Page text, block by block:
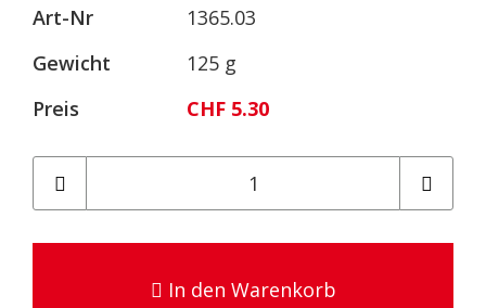
Art-Nr
1365.03
Gewicht
125 g
Preis
CHF 5.30
In den Warenkorb